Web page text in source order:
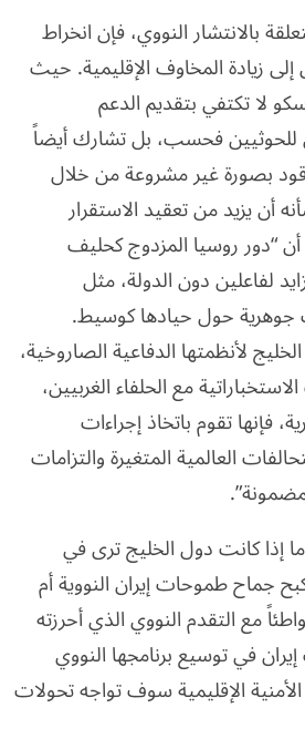
بالانتشار النووي، فإن انخراط
زيادة المخاوف الإقليمية. حيث
لا تكتفي بتقديم الدعم
للحوثيين فحسب، بل تشارك أيضاً
بصورة غير مشروعة من خلال
يزيد من تعقيد الاستقرار
أن “دور روسيا المزدوج كحليف
لفاعلين دون الدولة، مثل
جوهرية حول حيادها كوسيط.
لأنظمتها الدفاعية الصاروخية،
مع الحلفاء الغربيين،
فإنها تقوم باتخاذ إجراءات
العالمية المتغيرة والتزامات
إذا كانت دول الخليج ترى في
جماح طموحات إيران النووية أم
مع التقدم النووي الذي أحرزته
في توسيع برنامجها النووي
الإقليمية سوف تواجه تحولات